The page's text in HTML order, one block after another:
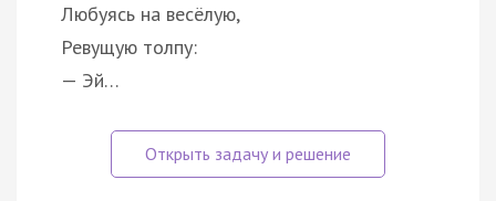
Любуясь на весёлую,
Ревущую толпу:
— Эй…